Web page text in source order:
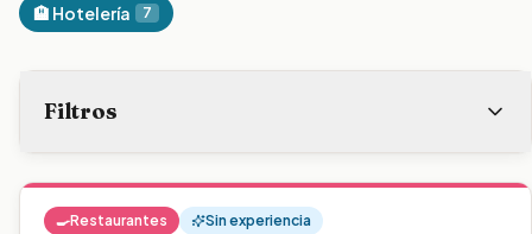
🏨 Hotelería 7
Filtros
🍳Restaurantes Sin experiencia